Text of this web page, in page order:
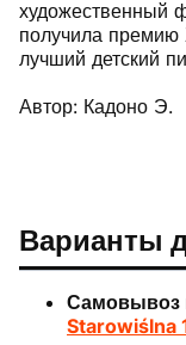
художественный
получила премию
лучший детский
Автор: Кадоно Э.
Варианты
Самовывоз
Starowiślna